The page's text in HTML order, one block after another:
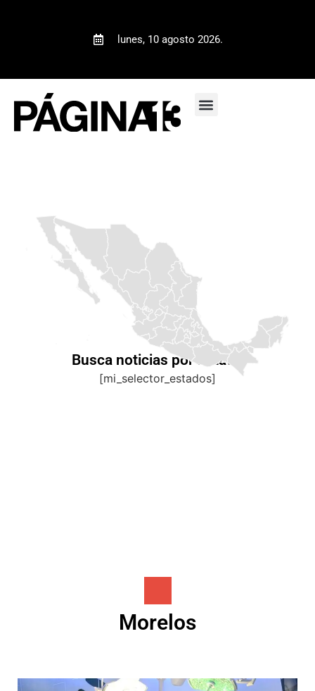
lunes, 10 agosto 2026.
Busca noticias por Estado
[mi_selector_estados]
Morelos